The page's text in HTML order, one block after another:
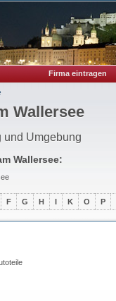
Firma eintragen
Wallersee
und Umgebung
Wallersee:
F G H I K O P